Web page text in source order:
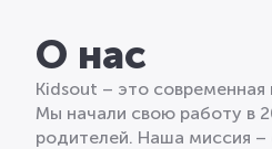
О нас
Kidsout – это
Мы начали свою работу в
родителей. Наша миссия